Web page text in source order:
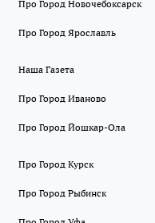
Про Город Новочебоксарск
Про Город Ярославль
Наша Газета
Про Город Иваново
Про Город Йошкар-Ола
Про Город Курск
Про Город Рыбинск